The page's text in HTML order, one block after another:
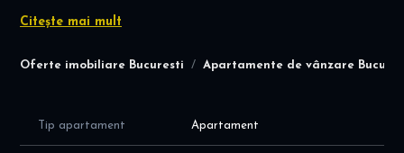
Oferte imobiliare Bucuresti Apartamente de vânzare
zonă verde, aerisită și retrasă din agitația orașului.
pompe de căldură aer-apă, cu unități interioare și exterioare
Ideal investitie!
Pentru detalii suplimentare, nu ezitati sa ne contactati!
Citește mai mult
Tip apartament Apartament